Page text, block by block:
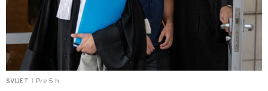
SVIJET Pre 5 h